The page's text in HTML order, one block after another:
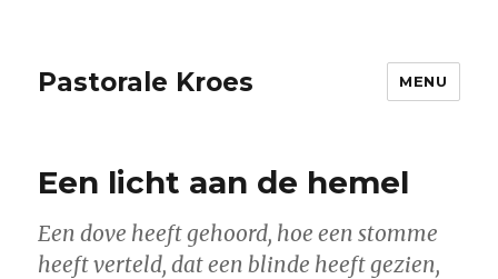
Pastorale Kroes MENU
Een licht aan de hemel
Een dove heeft gehoord, hoe een stomme
heeft verteld, dat een blinde heeft gezien,